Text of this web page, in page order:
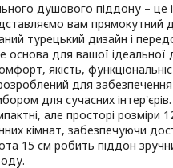
душового піддону – це
вам прямокутний
турецький дизайн і
основа для вашої ідеальної
якість,
для
для сучасних інтер'єрів.
але просторі
кімнат, забезпечуючи
15 см робить піддон